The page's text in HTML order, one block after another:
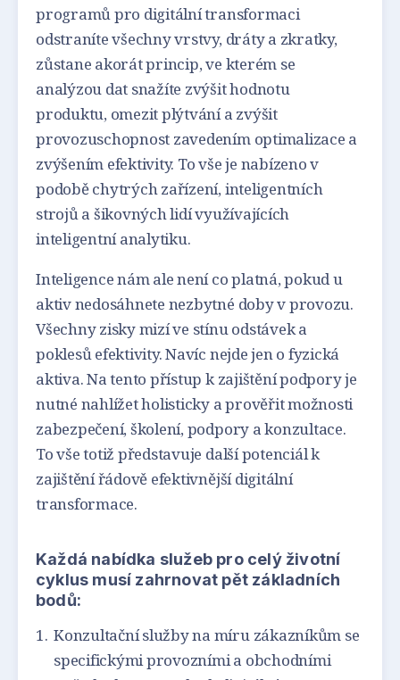
programů pro digitální transformaci
odstraníte všechny vrstvy, dráty a zkratky,
zůstane akorát princip, ve kterém se
analýzou dat snažíte zvýšit hodnotu
produktu, omezit plýtvání a zvýšit
provozuschopnost zavedením optimalizace a
zvýšením efektivity. To vše je nabízeno v
podobě chytrých zařízení, inteligentních
strojů a šikovných lidí využívajících
inteligentní analytiku.
Inteligence nám ale není co platná, pokud u
aktiv nedosáhnete nezbytné doby v provozu.
Všechny zisky mizí ve stínu odstávek a
poklesů efektivity. Navíc nejde jen o fyzická
aktiva. Na tento přístup k zajištění podpory je
nutné nahlížet holisticky a prověřit možnosti
zabezpečení, školení, podpory a konzultace.
To vše totiž představuje další potenciál k
zajištění řádově efektivnější digitální
transformace.
Každá nabídka služeb pro celý životní
cyklus musí zahrnovat pět základních
bodů:
Konzultační služby na míru zákazníkům se
specifickými provozními a obchodními